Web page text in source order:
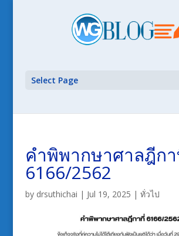
Select Page
คำพิพากษาศาลฎีก
6166/2562
by drsuthichai | Jul 19, 2025 | ทั่วไป